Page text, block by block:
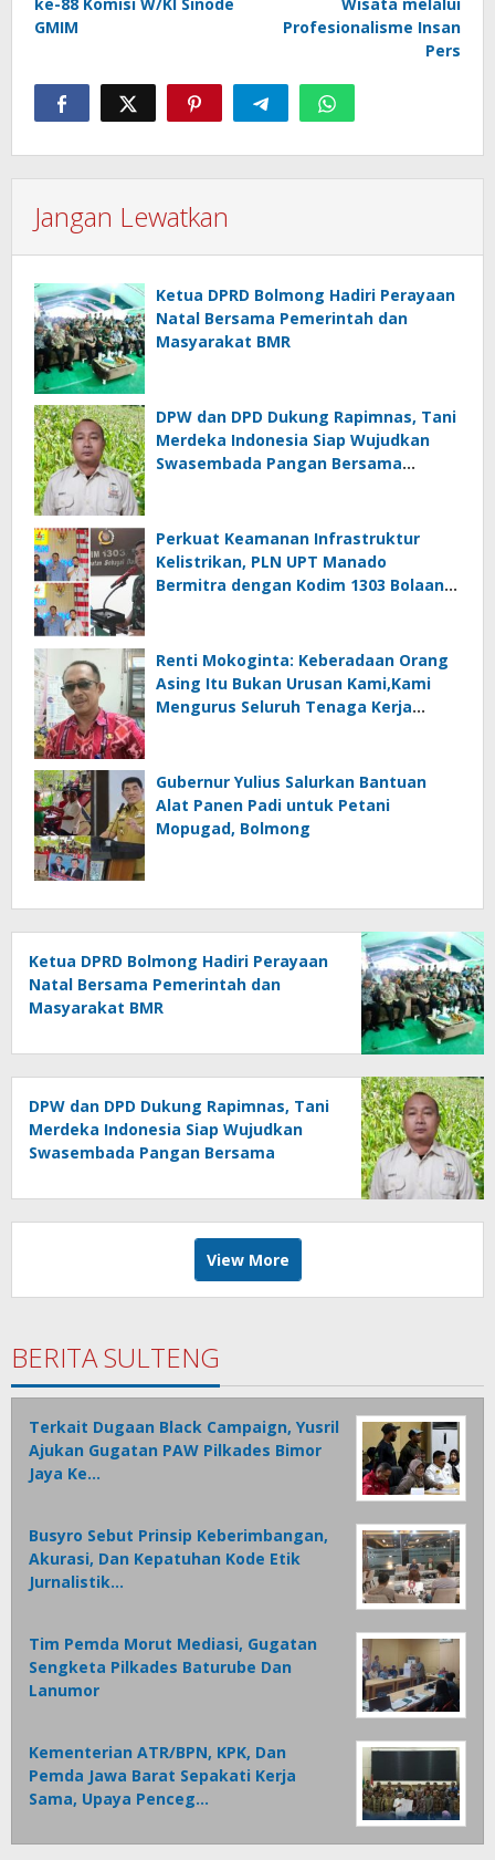
ke-88 Komisi W/KI Sinode
GMIM
Wisata melalui
Profesionalisme Insan
Pers
Jangan Lewatkan
Ketua DPRD Bolmong Hadiri Perayaan
Natal Bersama Pemerintah dan
Masyarakat BMR
DPW dan DPD Dukung Rapimnas, Tani
Merdeka Indonesia Siap Wujudkan
Swasembada Pangan Bersama
Perkuat Keamanan Infrastruktur
Kelistrikan, PLN UPT Manado
Bermitra dengan Kodim 1303 Bolaang
Renti Mokoginta: Keberadaan Orang
Asing Itu Bukan Urusan Kami,Kami
Mengurus Seluruh Tenaga Kerja
Gubernur Yulius Salurkan Bantuan
Alat Panen Padi untuk Petani
Mopugad, Bolmong
Ketua DPRD Bolmong Hadiri Perayaan
Natal Bersama Pemerintah dan
Masyarakat BMR
DPW dan DPD Dukung Rapimnas, Tani
Merdeka Indonesia Siap Wujudkan
Swasembada Pangan Bersama
View More
BERITA SULTENG
Terkait Dugaan Black Campaign, Yusril
Ajukan Gugatan PAW Pilkades Bimor
Jaya Ke…
Busyro Sebut Prinsip Keberimbangan,
Akurasi, Dan Kepatuhan Kode Etik
Jurnalistik…
Tim Pemda Morut Mediasi, Gugatan
Sengketa Pilkades Baturube Dan
Lanumor
Kementerian ATR/BPN, KPK, Dan
Pemda Jawa Barat Sepakati Kerja
Sama, Upaya Penceg…